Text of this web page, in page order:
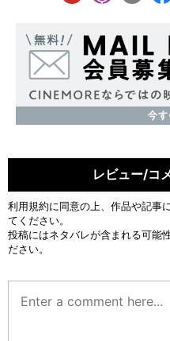
レビュー/コ
利用規約に同意の上、作品や記事
てください。
投稿にはネタバレが含まれる可能
ださい。